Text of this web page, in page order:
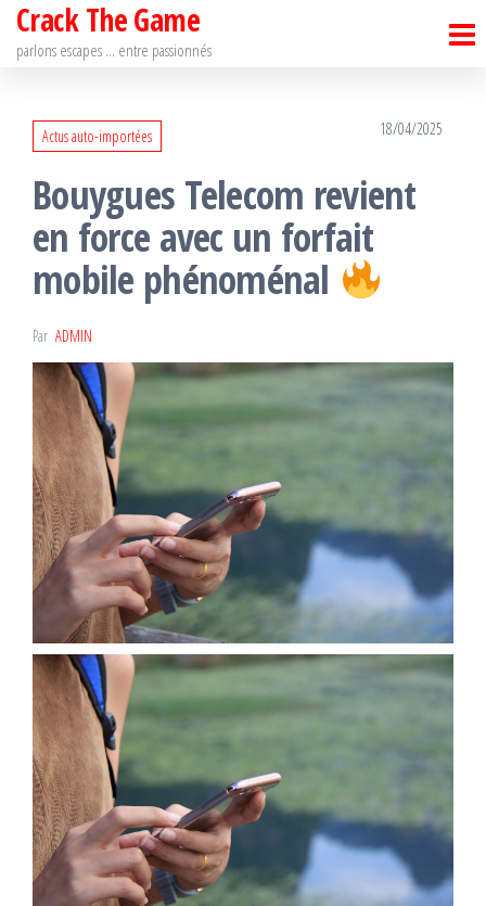
Passer
Crack The Game
parlons escapes … entre passionnés
Actus auto-importées 18/04/2025
Bouygues Telecom revient
en force avec un forfait
mobile phénoménal
Par ADMIN